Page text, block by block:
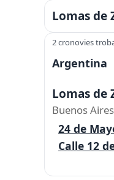
Lomas de
2 cronovies
Argentina
Lomas de
Buenos
24 de
Calle 12